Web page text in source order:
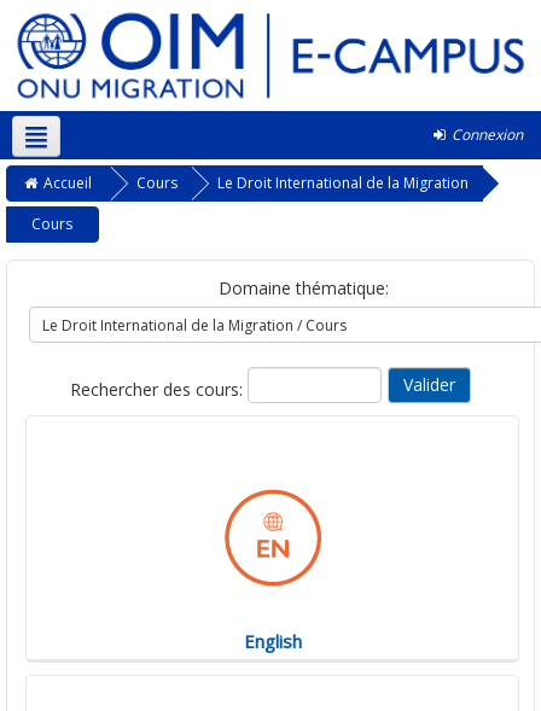
Connexion
Français ‎(fr)‎
Accueil Cours
Le Droit International de la Migration
Cours
Domaine thématique:
Rechercher des cours:
English